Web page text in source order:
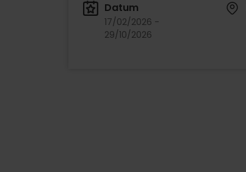
Datum
17/02/2026 -
29/10/2026